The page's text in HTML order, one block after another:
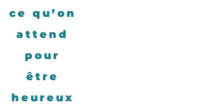
ce qu’on
attend
pour
être
heureux